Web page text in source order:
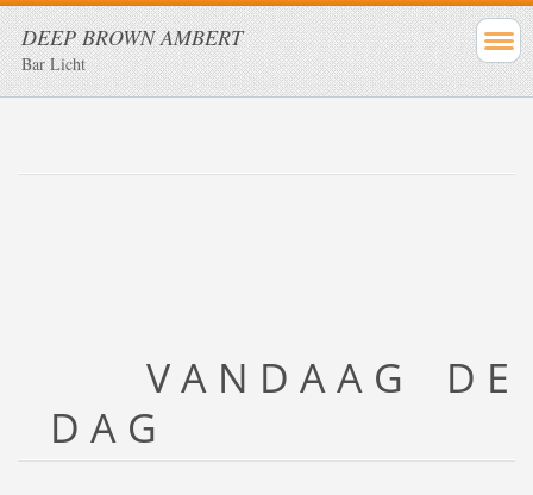
DEEP BROWN AMBERT
Bar Licht
V A N D A A G D E
D A G